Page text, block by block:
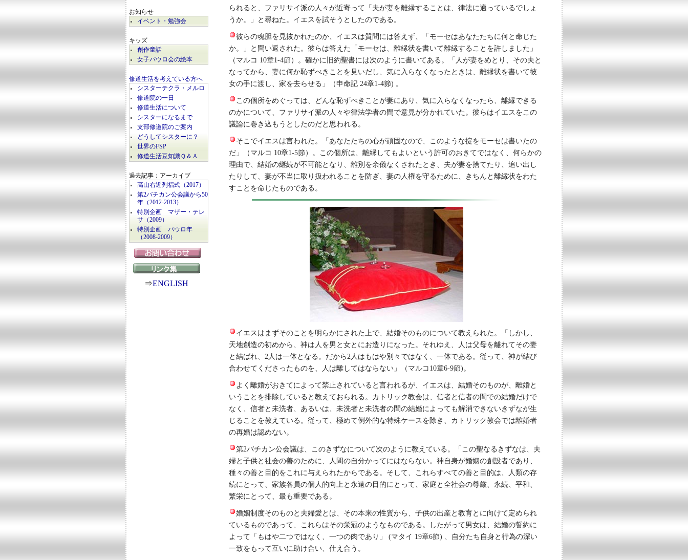
お知らせ
イベント・勉強会
キッズ
創作童話
女子パウロ会の絵本
修道生活を考えている方へ
シスターテクラ・メルロ
修道院の一日
修道生活について
シスターになるまで
支部修道院のご案内
どうしてシスターに？
世界のFSP
修道生活豆知識Ｑ＆Ａ
過去記事：アーカイブ
高山右近列福式（2017）
第2バチカン公会議から50
年（2012-2013）
特別企画 マザー・テレ
サ（2009）
特別企画 パウロ年
（2008-2009）
⇒ENGLISH
られると、ファリサイ派の人々が近寄って「夫が妻を離縁することは、律法に適っているでしょ
うか。」と尋ねた。イエスを試そうとしたのである。
彼らの魂胆を見抜かれたのか、イエスは質問には答えず、「モーセはあなたたちに何と命じた
か。」と問い返された。彼らは答えた「モーセは、離縁状を書いて離縁することを許しました」
（マルコ 10章1-4節）。確かに旧約聖書には次のように書いてある。「人が妻をめとり、その夫と
なってから、妻に何か恥ずべきことを見いだし、気に入らなくなったときは、離縁状を書いて彼
女の手に渡し、家を去らせる」（申命記 24章1-4節) 。
この個所をめぐっては、どんな恥ずべきことが妻にあり、気に入らなくなったら、離縁できる
のかについて、ファリサイ派の人々や律法学者の間で意見が分かれていた。彼らはイエスをこの
議論に巻き込もうとしたのだと思われる。
そこでイエスは言われた。「あなたたちの心が頑固なので、このような掟をモーセは書いたの
だ」（マルコ 10章1-5節）。この個所は、離縁してもよいという許可のおきてではなく、何らかの
理由で、結婚の継続が不可能となり、離別を余儀なくされたとき、夫が妻を捨てたり、追い出し
たりして、妻が不当に取り扱われることを防ぎ、妻の人権を守るために、きちんと離縁状をわた
すことを命じたものである。
イエスはまずそのことを明らかにされた上で、結婚そのものについて教えられた。「しかし、
天地創造の初めから、神は人を男と女とにお造りになった。それゆえ、人は父母を離れてその妻
と結ばれ、2人は一体となる。だから2人はもはや別々ではなく、一体である。従って、神が結び
合わせてくださったものを、人は離してはならない」（マルコ10章6-9節)。
よく離婚がおきてによって禁止されていると言われるが、イエスは、結婚そのものが、離婚と
いうことを排除していると教えておられる。カトリック教会は、信者と信者の間での結婚だけで
なく、信者と未洗者、あるいは、未洗者と未洗者の間の結婚によっても解消できないきずなが生
じることを教えている。従って、極めて例外的な特殊ケースを除き、カトリック教会では離婚者
の再婚は認めない。
第2バチカン公会議は、このきずなについて次のように教えている。「この聖なるきずなは、夫
婦と子供と社会の善のために、人間の自分かってにはならない。神自身が婚姻の創設者であり、
種々の善と目的をこれに与えられたからである。そして、これらすべての善と目的は、人類の存
続にとって、家族各員の個人的向上と永遠の目的にとって、家庭と全社会の尊厳、永続、平和、
繁栄にとって、最も重要である。
婚姻制度そのものと夫婦愛とは、その本来の性質から、子供の出産と教育とに向けて定められ
ているものであって、これらはその栄冠のようなものである。したがって男女は、結婚の誓約に
よって「もはや二つではなく、一つの肉であり」 (マタイ 19章6節) 、自分たち自身と行為の深い
一致をもって互いに助け合い、仕え合う。